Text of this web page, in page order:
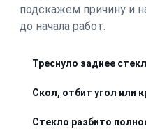
подскажем причину и
до начала работ.
Треснуло заднее
Скол, отбит угол или
Стекло разбито